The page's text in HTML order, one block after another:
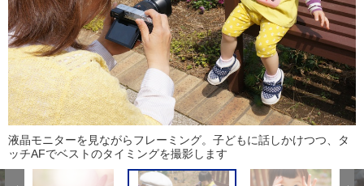
液晶モニターを見ながらフレーミング。子どもに話しかけつつ、タ
ッチAFでベストのタイミングを撮影します